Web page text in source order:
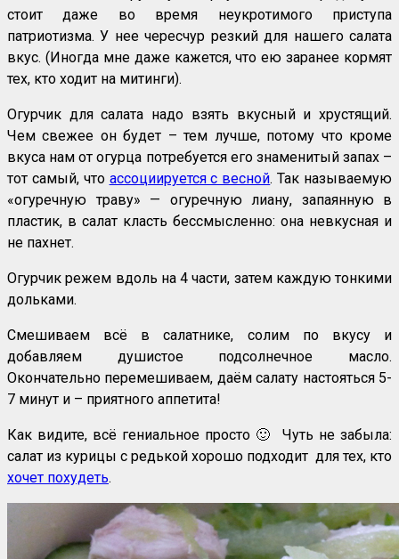
стоит даже во время неукротимого приступа
патриотизма. У нее чересчур резкий для нашего салата
вкус. (Иногда мне даже кажется, что ею заранее кормят
тех, кто ходит на митинги).
Огурчик для салата надо взять вкусный и хрустящий.
Чем свежее он будет – тем лучше, потому что кроме
вкуса нам от огурца потребуется его знаменитый запах –
тот самый, что ассоциируется с весной. Так называемую
«огуречную траву» — огуречную лиану, запаянную в
пластик, в салат класть бессмысленно: она невкусная и
не пахнет.
Огурчик режем вдоль на 4 части, затем каждую тонкими
дольками.
Смешиваем всё в салатнике, солим по вкусу и
добавляем душистое подсолнечное масло.
Окончательно перемешиваем, даём салату настояться 5-
7 минут и – приятного аппетита!
Как видите, всё гениальное просто 🙂 Чуть не забыла:
салат из курицы с редькой хорошо подходит для тех, кто
хочет похудеть.